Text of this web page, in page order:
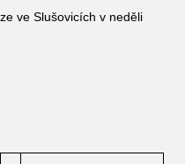
ve Slušovicích v neděli